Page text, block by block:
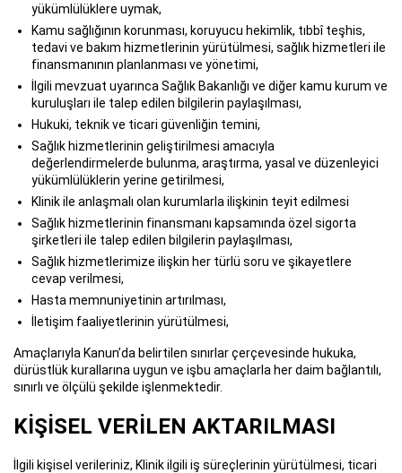
yükümlülüklere uymak,
Kamu sağlığının korunması, koruyucu hekimlik, tıbbî teşhis,
tedavi ve bakım hizmetlerinin yürütülmesi, sağlık hizmetleri ile
finansmanının planlanması ve yönetimi,
İlgili mevzuat uyarınca Sağlık Bakanlığı ve diğer kamu kurum ve
kuruluşları ile talep edilen bilgilerin paylaşılması,
Hukuki, teknik ve ticari güvenliğin temini,
Sağlık hizmetlerinin geliştirilmesi amacıyla
değerlendirmelerde bulunma, araştırma, yasal ve düzenleyici
yükümlülüklerin yerine getirilmesi,
Klinik ile anlaşmalı olan kurumlarla ilişkinin teyit edilmesi
Sağlık hizmetlerinin finansmanı kapsamında özel sigorta
şirketleri ile talep edilen bilgilerin paylaşılması,
Sağlık hizmetlerimize ilişkin her türlü soru ve şikayetlere
cevap verilmesi,
Hasta memnuniyetinin artırılması,
İletişim faaliyetlerinin yürütülmesi,
Amaçlarıyla Kanun’da belirtilen sınırlar çerçevesinde hukuka,
dürüstlük kurallarına uygun ve işbu amaçlarla her daim bağlantılı,
sınırlı ve ölçülü şekilde işlenmektedir.
KİŞİSEL VERİLEN AKTARILMASI
İlgili kişisel verileriniz, Klinik ilgili iş süreçlerinin yürütülmesi, ticari